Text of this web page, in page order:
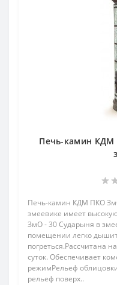
Печь-камин КДМ
Печь-камин КДМ ПКО
змеевике имеет
ЗмО - 30 Сударыня в
помещении легко
погреться.Рассчитана
суток. Обеспечивает
режимРельеф
рельеф поверх..